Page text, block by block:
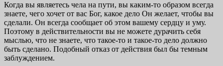
Когда вы являетесь чела на пути, вы каким-то образом всегда
знаете, чего хочет от вас Бог, какое дело Он желает, чтобы вы
сделали. Он всегда сообщает об этом вашему сердцу и уму.
Поэтому в действительности вы не можете дурачить себя
мыслью, что не знаете, что такое-то и такое-то дело должно
быть сделано. Подобный отказ от действия был бы темным
заблуждением.